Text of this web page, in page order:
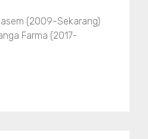
(2009-Sekarang)
Farma (2017-